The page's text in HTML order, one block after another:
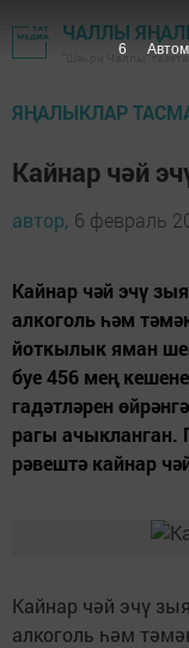
ЧАЛЛЫ
"Шәһри Чаллы"
ЯҢАЛЫКЛАР
Кайнар чәй
автор, 6 февраль
Кайнар чәй эчү
алкоголь һәм
йоткылык яман
буе 456 мең
гадәтләрен
рагы ачыкланган.
рәвештә кайнар
Кайнар чәй эчү
алкоголь һәм
6